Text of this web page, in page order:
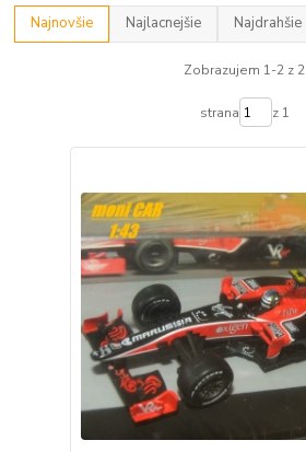
Najnovšie Najlacnejšie Najdrahšie
Zobrazujem 1-2 z 2
strana z 1